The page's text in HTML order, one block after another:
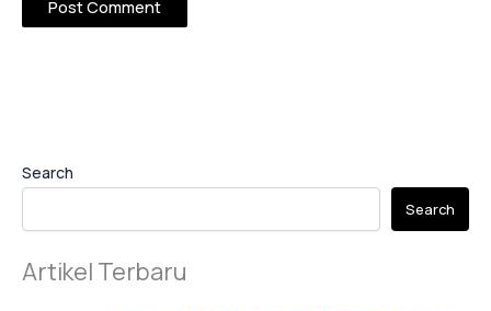
Search
Search
Artikel Terbaru